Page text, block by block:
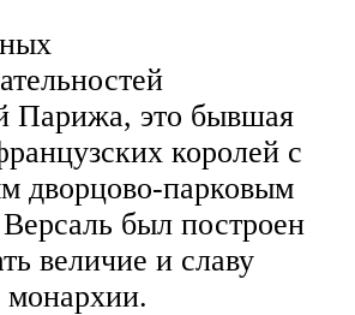
Парижа, это бывшая
королей с
дворцово-парковым
был построен
величие и славу
монархии.